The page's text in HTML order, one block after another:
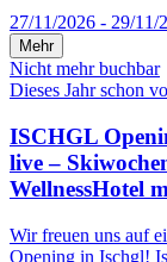
27/11/2026 - 29/11/
Mehr
Nicht mehr buchbar
Dieses Jahr schon
ISCHGL
live –
WellnessHotel
Wir freuen uns auf
Opening in Ischgl!